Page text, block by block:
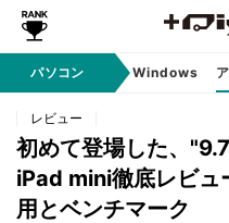
パソコン Windows
レビュー
初めて登場した、
iPad mini徹底レビュ
用とベンチマーク